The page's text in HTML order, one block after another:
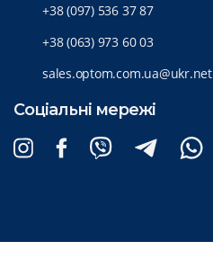
+38 (097) 536 37 87
+38 (063) 973 60 03
sales.optom.com.ua@ukr.net
Соціальні мережі